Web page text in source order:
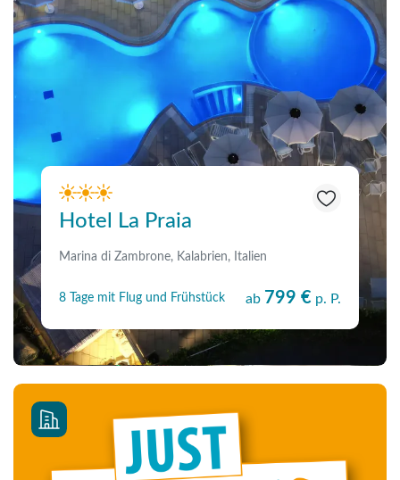
Hotel La Praia
Marina di Zambrone, Kalabrien, Italien
8 Tage mit Flug und Frühstück ab 799 € p. P.